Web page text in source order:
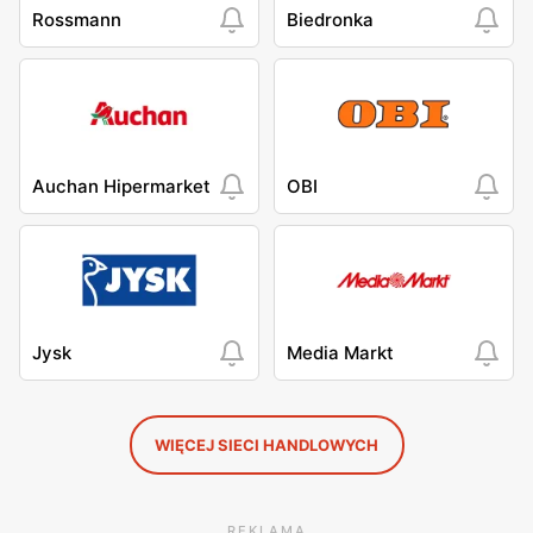
Rossmann Biedronka
Auchan Hipermarket OBI
Jysk Media Markt
WIĘCEJ SIECI HANDLOWYCH